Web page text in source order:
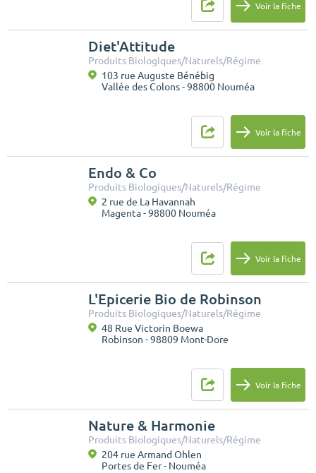
Voir la fiche
Diet'Attitude
Produits Biologiques/Naturels/Régime
103 rue Auguste Bénébig
Vallée des Colons - 98800 Nouméa
Voir la fiche
Endo & Co
Produits Biologiques/Naturels/Régime
2 rue de La Havannah
Magenta - 98800 Nouméa
Voir la fiche
L'Epicerie Bio de Robinson
Produits Biologiques/Naturels/Régime
48 Rue Victorin Boewa
Robinson - 98809 Mont-Dore
Voir la fiche
Nature & Harmonie
Produits Biologiques/Naturels/Régime
204 rue Armand Ohlen
Portes de Fer - Nouméa